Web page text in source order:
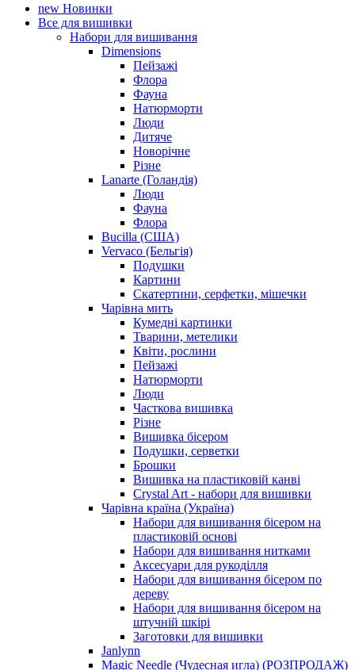
new Новинки
Все для вишивки
Набори для вишивання
Dimensions
Пейзажі
Флора
Фауна
Натюрморти
Люди
Дитяче
Новорічне
Різне
Lanarte (Голандія)
Люди
Фауна
Флора
Bucilla (США)
Vervaco (Бельгія)
Подушки
Картини
Скатертини, серфетки, мішечки
Чарiвна мить
Кумедні картинки
Тварини, метелики
Квіти, рослини
Пейзажі
Натюрморти
Люди
Часткова вишивка
Різне
Вишивка бісером
Подушки, серветки
Брошки
Вишивка на пластиковій канві
Crystal Art - набори для вишивки
Чарівна країна (Україна)
Набори для вишивання бісером на
пластиковій основі
Набори для вишивання нитками
Аксесуари для рукоділля
Набори для вишивання бісером по
дереву
Набори для вишивання бісером на
штучній шкірі
Заготовки для вишивки
Janlynn
Magic Needle (Чудесная игла) (РОЗПРОДАЖ)